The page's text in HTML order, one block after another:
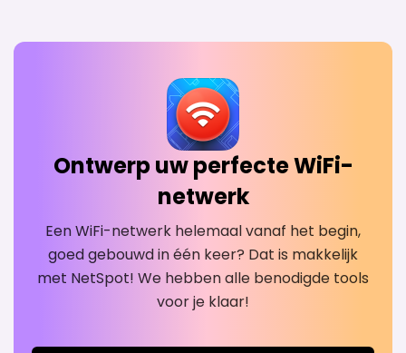
Ontwerp uw perfecte WiFi-
netwerk
Een WiFi-netwerk helemaal vanaf het begin,
goed gebouwd in één keer? Dat is makkelijk
met NetSpot! We hebben alle benodigde tools
voor je klaar!